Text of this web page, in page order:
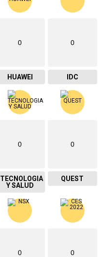
0
HUAWEI
0
IDC
0
TECNOLOGIA
Y SALUD
0
QUEST
0 0